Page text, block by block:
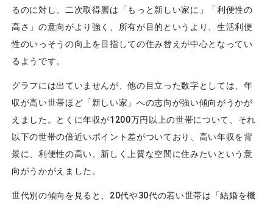
るのに対し、二次取得層は「もっと新しい家に」「利便性の
高さ」の意向がより強く、所有が目的というより、生活利便
性のいっそうの向上を目指しての住み替えが中心となってい
るようです。
グラフには出ていませんが、他の目立った数字としては、年
収が高い世帯ほど「新しい家」への志向が強い傾向がうかが
えました。とくに年収が1200万円以上の世帯について、それ
以下の世帯の倍近いポイント差がついており、高い年収を背
景に、利便性の高い、新しく上質な空間に住みたいという意
向がうかがえました。
世代別の傾向を見ると、20代や30代の若い世帯は「結婚を機